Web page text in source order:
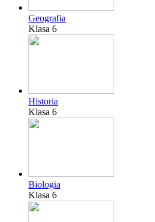
Geografia
Klasa 6
Historia
Klasa 6
Biologia
Klasa 6